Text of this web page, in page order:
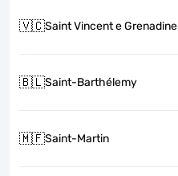
🇻🇨Saint Vincent e Grenadine
🇧🇱Saint-Barthélemy
🇲🇫Saint-Martin